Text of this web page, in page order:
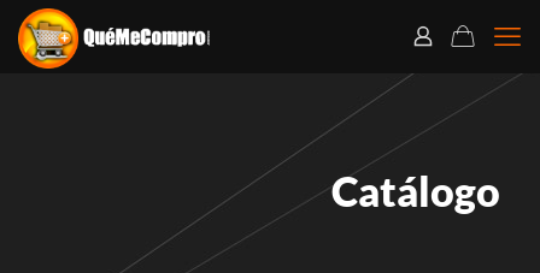
Catálogo